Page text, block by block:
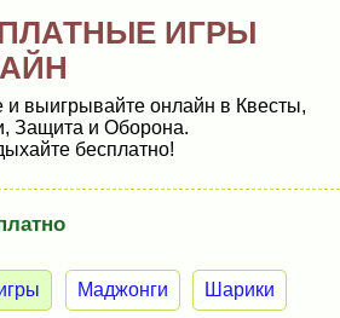
ИГРЫ
и выигрывайте онлайн в Квесты,
Защита и Оборона.
бесплатно!
Маджонги Шарики